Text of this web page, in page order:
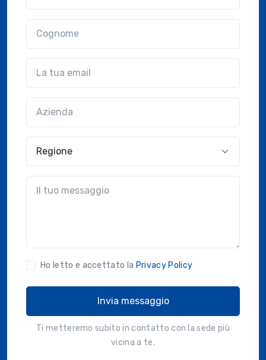
Ho letto e accettato la Privacy Policy
Invia messaggio
Ti metteremo subito in contatto con la sede più
vicina a te.